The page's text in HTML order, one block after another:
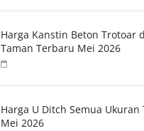
Harga Kanstin Beton Trotoar
Taman Terbaru Mei 2026
Harga U Ditch Semua Ukuran
Mei 2026